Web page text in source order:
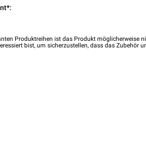
Produktreihen ist das Produkt möglicherweise
bist, um sicherzustellen, dass das Zubehör